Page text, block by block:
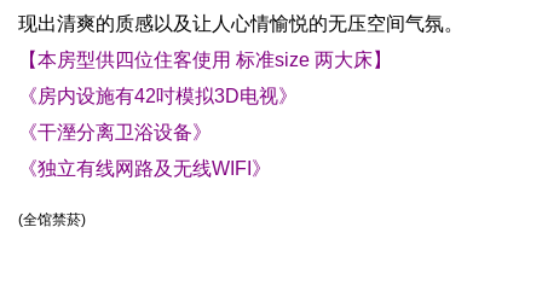
现出清爽的质感以及让人心情愉悦的无压空间气氛。
【本房型供四位住客使用 标准size 两大床】
《房内设施有42吋模拟3D电视》
《干溼分离卫浴设备》
《独立有线网路及无线WIFI 》
(全馆禁菸)